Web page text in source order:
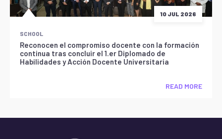
10 JUL 2026
SCHOOL
Reconocen el compromiso docente con la formación
continua tras concluir el 1.er Diplomado de
Habilidades y Acción Docente Universitaria
READ MORE